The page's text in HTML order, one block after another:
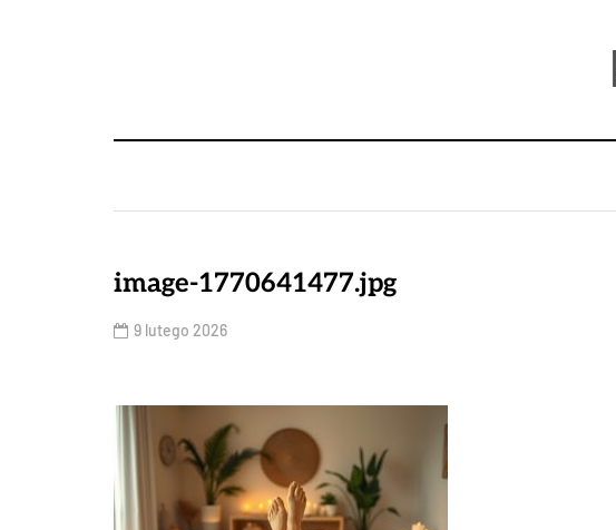
image-1770641477.jpg
9 lutego 2026